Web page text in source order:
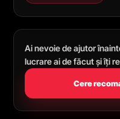
Ai nevoie de ajutor
lucrare ai de făcut și îți
Cere